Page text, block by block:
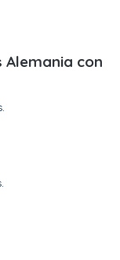
Alemania con